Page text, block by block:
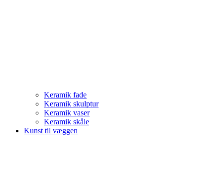
Keramik fade
Keramik skulptur
Keramik vaser
Keramik skåle
Kunst til væggen